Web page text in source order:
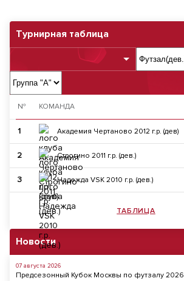
Турнирная таблица
№ КОМАНДА
1 Академия Чертаново 2012 г.р. (дев)
2 Строгино 2011 г.р. (дев.)
3 Надежда VSK 2010 г.р. (дев.)
ТАБЛИЦА
Новости
07 августа 2026
Предсезонный Кубок Москвы по футзалу 2026